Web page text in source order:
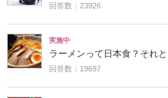
回答数：23926
実施中
ラーメンって日本食？それ
回答数：19697